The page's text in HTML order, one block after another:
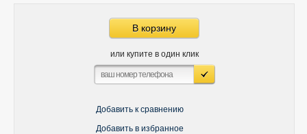
В корзину
или купите в один клик
Добавить к сравнению
Добавить в избранное